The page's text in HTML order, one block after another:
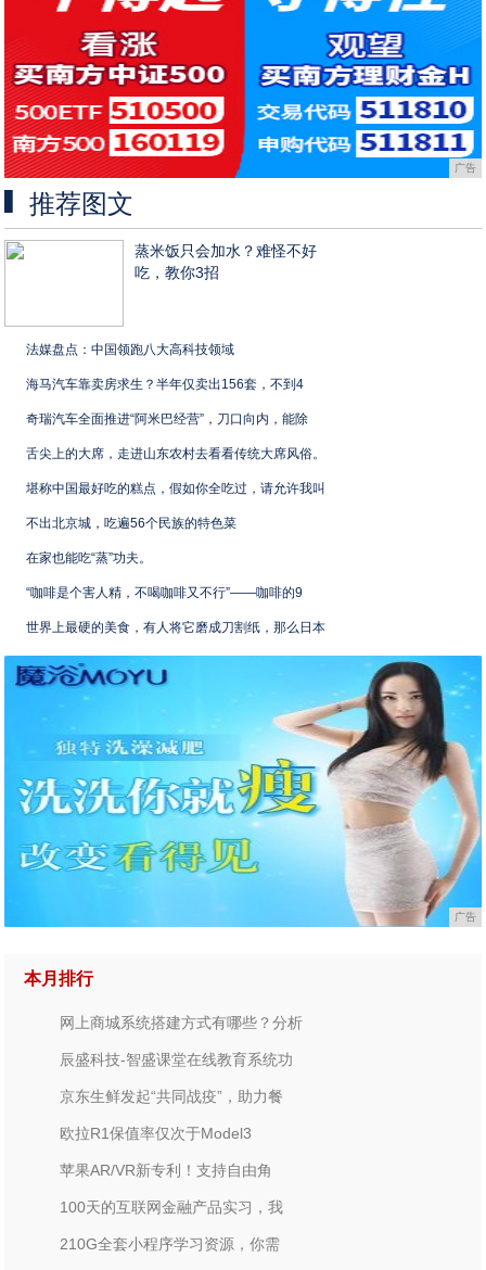
广告
推荐图文
蒸米饭只会加水？难怪不好
吃，教你3招
法媒盘点：中国领跑八大高科技领域
海马汽车靠卖房求生？半年仅卖出156套，不到4
奇瑞汽车全面推进“阿米巴经营”，刀口向内，能除
舌尖上的大席，走进山东农村去看看传统大席风俗。
堪称中国最好吃的糕点，假如你全吃过，请允许我叫
不出北京城，吃遍56个民族的特色菜
在家也能吃“蒸”功夫。
“咖啡是个害人精，不喝咖啡又不行”——咖啡的9
世界上最硬的美食，有人将它磨成刀割纸，那么日本
广告
本月排行
网上商城系统搭建方式有哪些？分析
辰盛科技-智盛课堂在线教育系统功
京东生鲜发起“共同战疫”，助力餐
欧拉R1保值率仅次于Model3
苹果AR/VR新专利！支持自由角
100天的互联网金融产品实习，我
210G全套小程序学习资源，你需